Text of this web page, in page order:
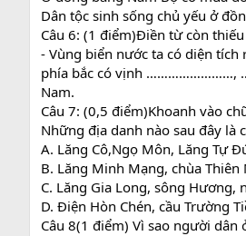
Dân tộc sinh sống chủ yếu ở
Câu 6: (1 điểm)Điền từ còn
- Vùng biển nước ta có diện
phía bắc có vịnh
Nam.
Câu 7: (0,5 điểm)Khoanh vào
Những địa danh nào sau đây là
A. Lăng Cô,Ngọ Môn, Lăng Tự
B. Lăng Minh Mạng, chùa
C. Lăng Gia Long, sông Hương,
D. Điện Hòn Chén, cầu Trường
Câu 8(1 điểm) Vì sao người